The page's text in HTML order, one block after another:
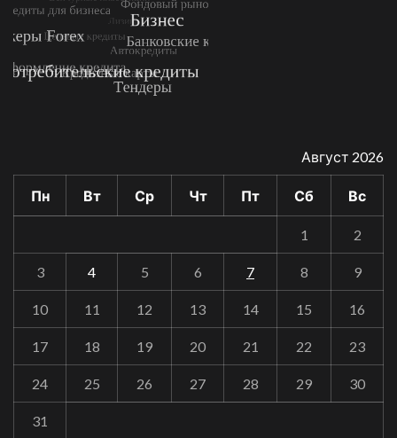
Август 2026
Пн Вт Ср Чт Пт Сб Вс
1 2
3 4 5 6 7 8 9
10 11 12 13 14 15 16
17 18 19 20 21 22 23
24 25 26 27 28 29 30
31